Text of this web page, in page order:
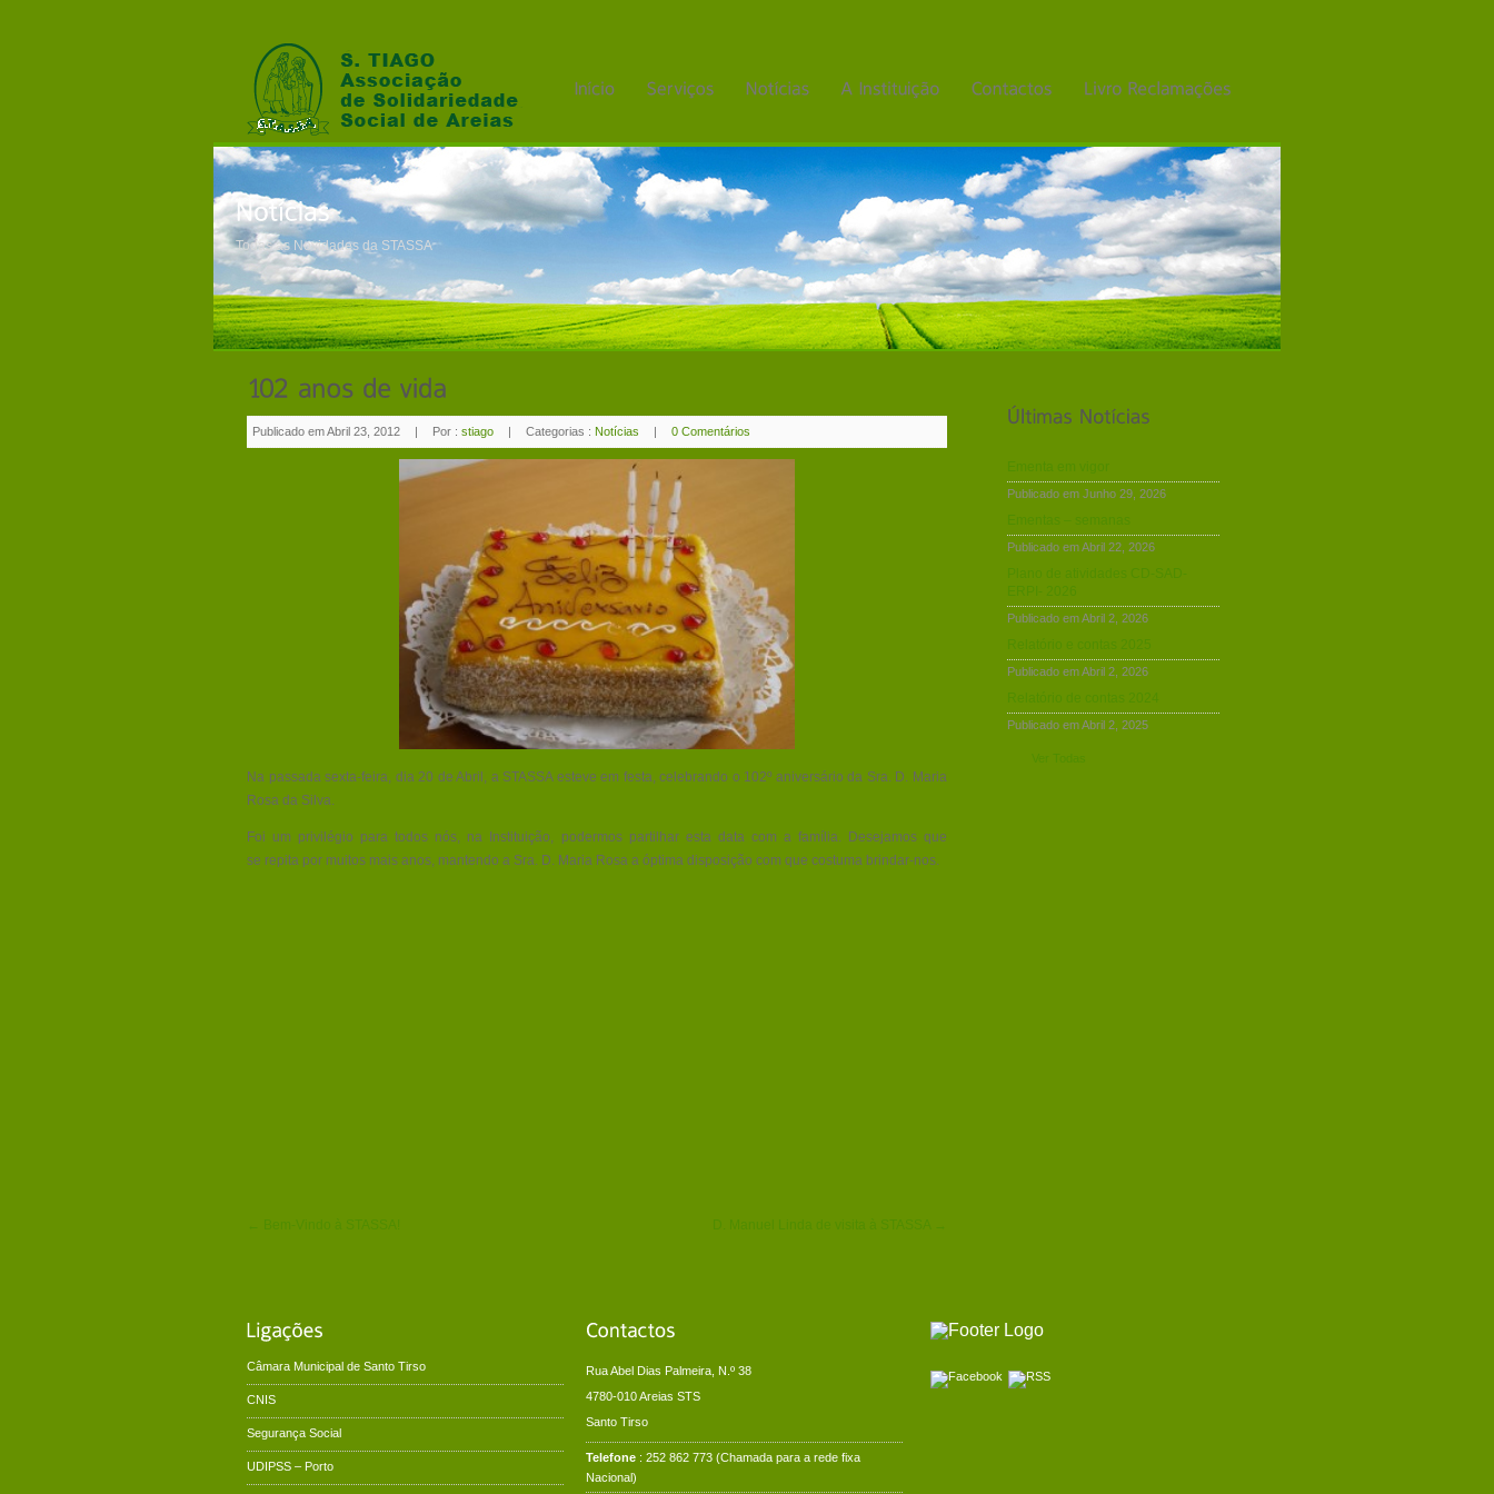
Todas as Novidades da STASSA
Publicado em Abril 23, 2012 | Por : stiago | Categorias : Notícias | 0 Comentários
Na passada sexta-feira, dia 20 de Abril, a STASSA esteve em festa, celebrando o 102º aniversário da Sra. D. Maria
Rosa da Silva.
Foi um privilégio para todos nós, na Instituição, podermos partilhar esta data com a família. Desejamos que
se repita por muitos mais anos, mantendo a Sra. D. Maria Rosa a óptima disposição com que costuma brindar-nos.
D. Manuel Linda de visita à STASSA →
Publicado em Junho 29, 2026
Publicado em Abril 22, 2026
Publicado em Abril 2, 2026
Relatório e contas 2025
Publicado em Abril 2, 2026
Publicado em Abril 2, 2025
Ver Todas
Câmara Municipal de Santo Tirso
CNIS
Segurança Social
UDIPSS – Porto
Rua Abel Dias Palmeira, N.º 38
4780-010 Areias STS
Santo Tirso
Telefone : 252 862 773 (Chamada para a rede fixa
Nacional)